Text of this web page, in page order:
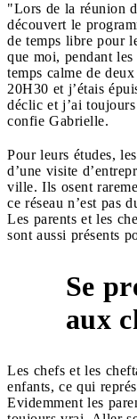
"Lors de la réunion
découvert le
de temps libre pour
que moi, pendant les
temps calme de
20H30 et j’étais
déclic et j’ai
confie Gabrielle.
Pour leurs études,
d’une visite
ville. Ils osent
ce réseau n’est pas
Les parents et les
sont aussi présents
Se
aux
Les chefs et les
enfants, ce qui
Evidemment les